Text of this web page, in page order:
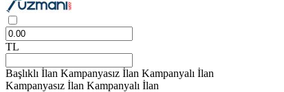
TL
Başlıklı İlan Kampanyasız İlan Kampanyalı İlan
Kampanyasız İlan Kampanyalı İlan